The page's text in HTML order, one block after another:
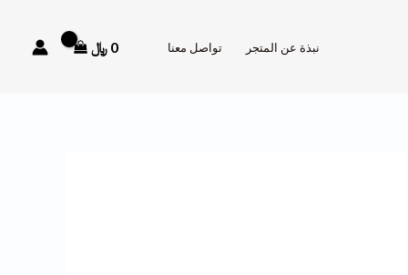
نبذة عن المتجر تواصل معنا 0 ﷼